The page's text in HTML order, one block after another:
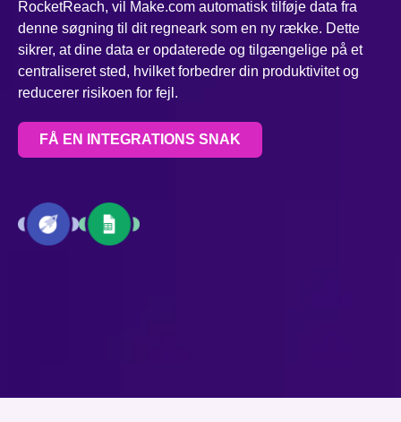
RocketReach, vil Make.com automatisk tilføje data fra
denne søgning til dit regneark som en ny række. Dette
sikrer, at dine data er opdaterede og tilgængelige på et
centraliseret sted, hvilket forbedrer din produktivitet og
reducerer risikoen for fejl.
FÅ EN INTEGRATIONS SNAK